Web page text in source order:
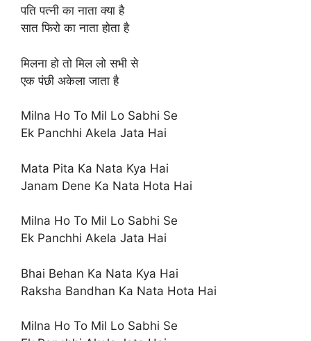
पति पत्नी का नाता क्या है
सात फिरो का नाता होता है
मिलना हो तो मिल लो सभी से
एक पंछी अकेला जाता है
Milna Ho To Mil Lo Sabhi Se
Ek Panchhi Akela Jata Hai
Mata Pita Ka Nata Kya Hai
Janam Dene Ka Nata Hota Hai
Milna Ho To Mil Lo Sabhi Se
Ek Panchhi Akela Jata Hai
Bhai Behan Ka Nata Kya Hai
Raksha Bandhan Ka Nata Hota Hai
Milna Ho To Mil Lo Sabhi Se